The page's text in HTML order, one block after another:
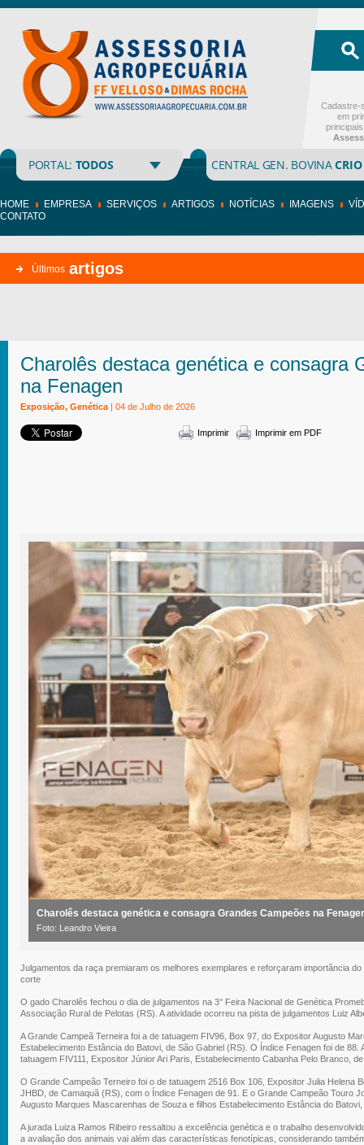
PORTAL: TODOS CENTRAL GEN. BOVINACRIO
Cadastre-
em
HOME EMPRESA SERVIÇOS ARTIGOS NOTÍCIAS IMAGENS
CONTATO
Últimos artigos
Charolês destaca genética e consagra
na Fenagen
Exposição, Genética | 04 de Julho de 2026
Imprimir Imprimir em PDF
Charolês destaca genética e consagra Grandes Campeões na
Foto: Leandro Vieira
Julgamentos da raça premiaram os melhores exemplares e reforçaram importância
corte
O gado Charolês fechou o dia de julgamentos na 3° Feira Nacional de Genética
Associação Rural de Pelotas (RS). A atividade ocorreu na pista de julgamentos Luiz
A Grande Campeã Terneira foi a de tatuagem FIV96, Box 97, do Expositor Augusto
Estabelecimento Estância do Batovi, de São Gabriel (RS). O Índice Fenagen foi de
tatuagem FIV111, Expositor Júnior Ari Paris, Estabelecimento Cabanha Pelo Branco,
O Grande Campeão Terneiro foi o de tatuagem 2516 Box 106, Expositor Julia Helena
JHBD, de Camaquã (RS), com o Índice Fenagen de 91. E o Grande Campeão Touro
Augusto Marques Mascarenhas de Souza e filhos Estabelecimento Estância do
A jurada Luiza Ramos Ribeiro ressaltou a excelência genética e o trabalho
a avaliação dos animais vai além das características fenotípicas, considerando